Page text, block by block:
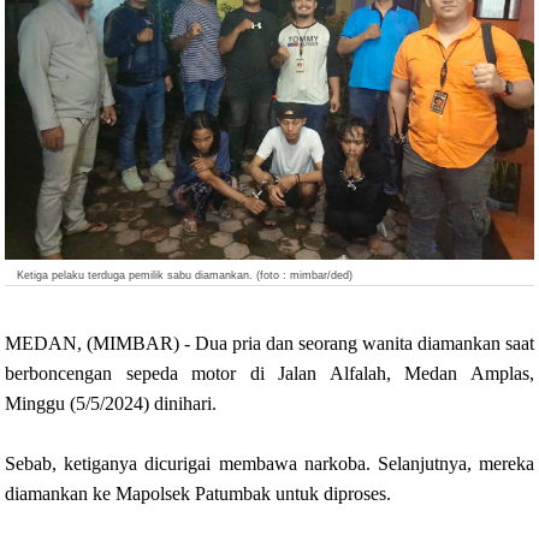
Ketiga pelaku terduga pemilik sabu diamankan. (foto : mimbar/ded)
MEDAN, (MIMBAR) - Dua pria dan seorang wanita diamankan saat
berboncengan sepeda motor di Jalan Alfalah, Medan Amplas,
Minggu (5/5/2024) dinihari.
Sebab, ketiganya dicurigai membawa narkoba. Selanjutnya, mereka
diamankan ke Mapolsek Patumbak untuk diproses.